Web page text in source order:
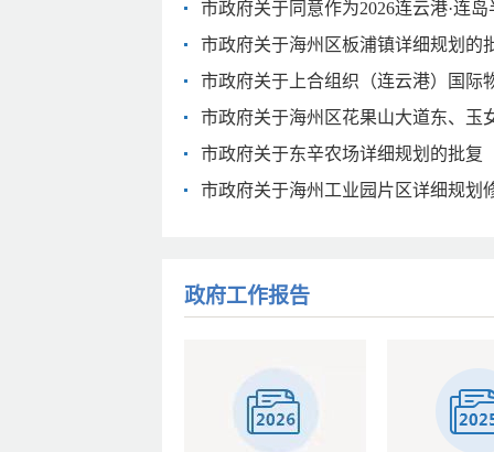
市政府关于同意作为2026连云港·连
市政府关于海州区板浦镇详细规划的
市政府关于上合组织（连云港）国际
市政府关于海州区花果山大道东、玉
市政府关于东辛农场详细规划的批复
市政府关于海州工业园片区详细规划
政府工作报告